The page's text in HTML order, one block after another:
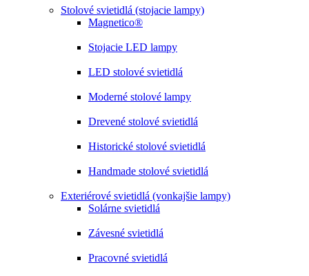
Stolové svietidlá (stojacie lampy)
Magnetico®
Stojacie LED lampy
LED stolové svietidlá
Moderné stolové lampy
Drevené stolové svietidlá
Historické stolové svietidlá
Handmade stolové svietidlá
Exteriérové svietidlá (vonkajšie lampy)
Solárne svietidlá
Závesné svietidlá
Pracovné svietidlá